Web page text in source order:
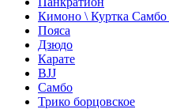
Кимоно \ Куртка Самбо
Пояса
Дзюдо
Карате
BJJ
Самбо
Трико борцовское